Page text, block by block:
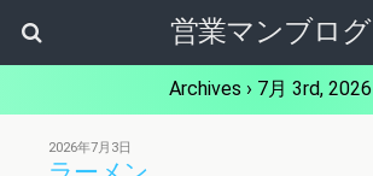
営業マンブログ
Archives › 7月 3rd, 2026
2026年7月3日